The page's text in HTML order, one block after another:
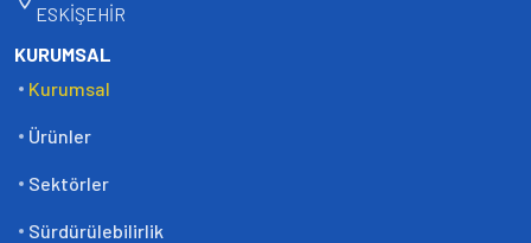
ESKİŞEHİR
KURUMSAL
Kurumsal
Ürünler
Sektörler
Sürdürülebilirlik